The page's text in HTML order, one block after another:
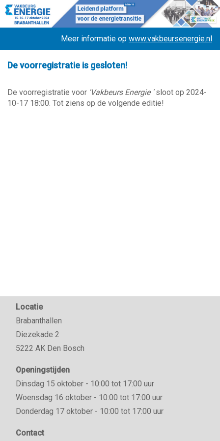
Meer informatie op www.vakbeursenergie.nl
De voorregistratie is gesloten!
De voorregistratie voor 'Vakbeurs Energie ' sloot op 2024-
10-17 18:00. Tot ziens op de volgende editie!
Locatie
Brabanthallen
Diezekade 2
5222 AK Den Bosch
Openingstijden
Dinsdag 15 oktober - 10:00 tot 17:00 uur
Woensdag 16 oktober - 10:00 tot 17:00 uur
Donderdag 17 oktober - 10:00 tot 17:00 uur
Contact